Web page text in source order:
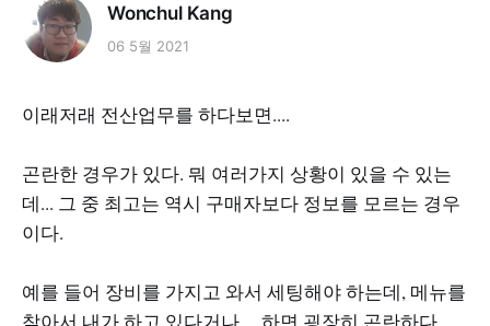
Wonchul Kang
06 5월 2021
이래저래 전산업무를 하다보면....
곤란한 경우가 있다. 뭐 여러가지 상황이 있을 수 있는
데... 그 중 최고는 역시 구매자보다 정보를 모르는 경우
이다.
예를 들어 장비를 가지고 와서 세팅해야 하는데, 메뉴를